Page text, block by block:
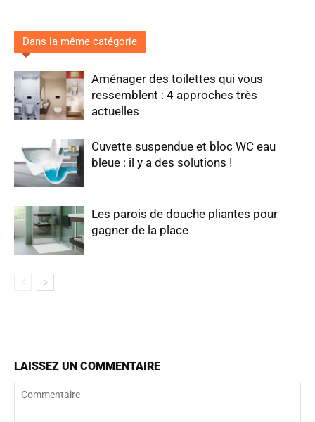
Dans la même catégorie
Aménager des toilettes qui vous
ressemblent : 4 approches très
actuelles
Cuvette suspendue et bloc WC eau
bleue : il y a des solutions !
Les parois de douche pliantes pour
gagner de la place
LAISSEZ UN COMMENTAIRE